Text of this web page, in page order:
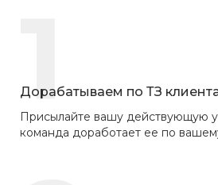
1
Дорабатываем по ТЗ
Присылайте вашу действующую
команда доработает ее по